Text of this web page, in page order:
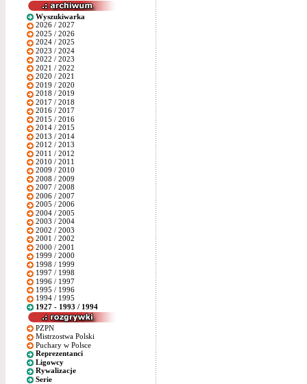
Wyszukiwarka
2026 / 2027
2025 / 2026
2024 / 2025
2023 / 2024
2022 / 2023
2021 / 2022
2020 / 2021
2019 / 2020
2018 / 2019
2017 / 2018
2016 / 2017
2015 / 2016
2014 / 2015
2013 / 2014
2012 / 2013
2011 / 2012
2010 / 2011
2009 / 2010
2008 / 2009
2007 / 2008
2006 / 2007
2005 / 2006
2004 / 2005
2003 / 2004
2002 / 2003
2001 / 2002
2000 / 2001
1999 / 2000
1998 / 1999
1997 / 1998
1996 / 1997
1995 / 1996
1994 / 1995
1927 - 1993 / 1994
PZPN
Mistrzostwa Polski
Puchary w Polsce
Reprezentanci
Ligowcy
Rywalizacje
Serie